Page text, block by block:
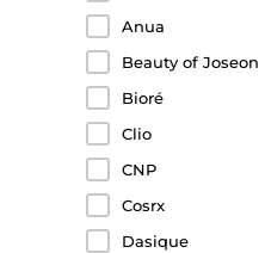
Anua
Beauty of Joseon
Bioré
Clio
CNP
Cosrx
Dasique